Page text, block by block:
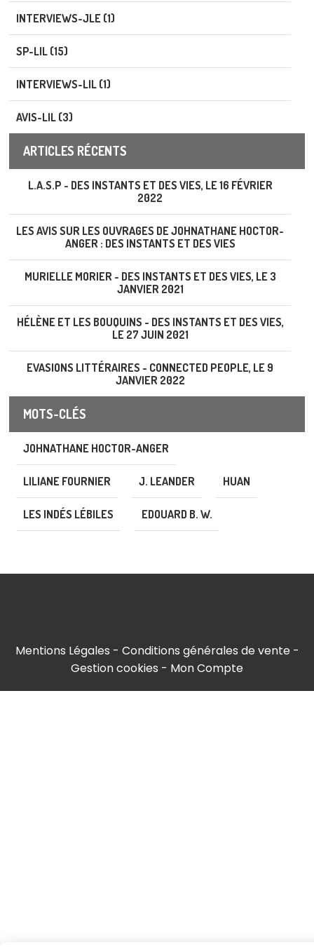
INTERVIEWS-JLE (1)
SP-LIL (15)
INTERVIEWS-LIL (1)
AVIS-LIL (3)
ARTICLES RÉCENTS
L.A.S.P - DES INSTANTS ET DES VIES, LE 16 FÉVRIER
2022
LES AVIS SUR LES OUVRAGES DE JOHNATHANE HOCTOR-
ANGER : DES INSTANTS ET DES VIES
MURIELLE MORIER - DES INSTANTS ET DES VIES, LE 3
JANVIER 2021
HÉLÈNE ET LES BOUQUINS - DES INSTANTS ET DES VIES,
LE 27 JUIN 2021
EVASIONS LITTÉRAIRES - CONNECTED PEOPLE, LE 9
JANVIER 2022
MOTS-CLÉS
JOHNATHANE HOCTOR-ANGER
LILIANE FOURNIER J. LEANDER HUAN
LES INDÉS LÉBILES EDOUARD B. W.
Mentions Légales
Conditions générales de vente
Gestion cookies
Mon Compte